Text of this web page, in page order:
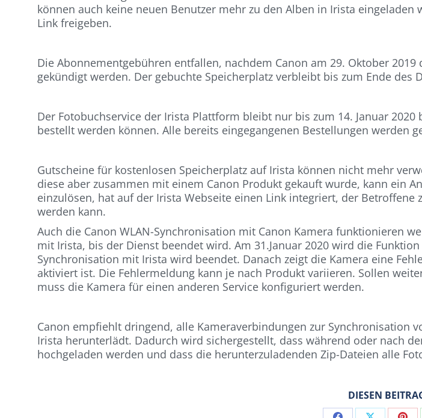
können auch keine neuen Benutzer mehr zu den Alben in Irista
Link freigeben.
Die Abonnementgebühren entfallen, nachdem Canon am 29. Oktober
gekündigt werden. Der gebuchte Speicherplatz verbleibt bis zum Ende
Der Fotobuchservice der Irista Plattform bleibt nur bis zum 14. Januar
bestellt werden können. Alle bereits eingegangenen Bestellungen werden
Gutscheine für kostenlosen Speicherplatz auf Irista können nicht mehr
diese aber zusammen mit einem Canon Produkt gekauft wurde, kann ein
einzulösen, hat auf der Irista Webseite einen Link integriert, der
werden kann.
Auch die Canon WLAN-Synchronisation mit Canon Kamera funktionieren
mit Irista, bis der Dienst beendet wird. Am 31.Januar 2020 wird die
Synchronisation mit Irista wird beendet. Danach zeigt die Kamera eine
aktiviert ist. Die Fehlermeldung kann je nach Produkt variieren. Sollen
muss die Kamera für einen anderen Service konfiguriert werden.
Canon empfiehlt dringend, alle Kameraverbindungen zur Synchronisation
Irista herunterlädt. Dadurch wird sichergestellt, dass während oder nach
hochgeladen werden und dass die herunterzuladenden Zip-Dateien alle
DIESEN